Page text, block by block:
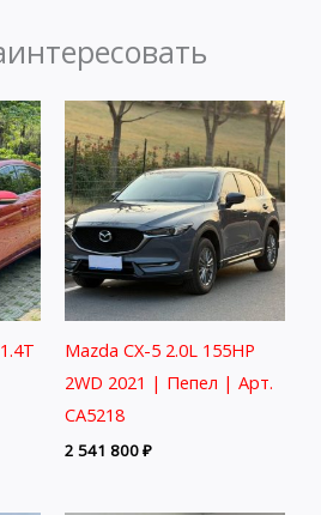
Mazda CX-5 2.0L 155HP
2WD 2021 | Пепел | Арт.
CA5218
2 541 800₽